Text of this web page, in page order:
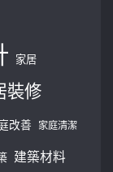
家居
裝修
改善 家庭清潔
建築材料